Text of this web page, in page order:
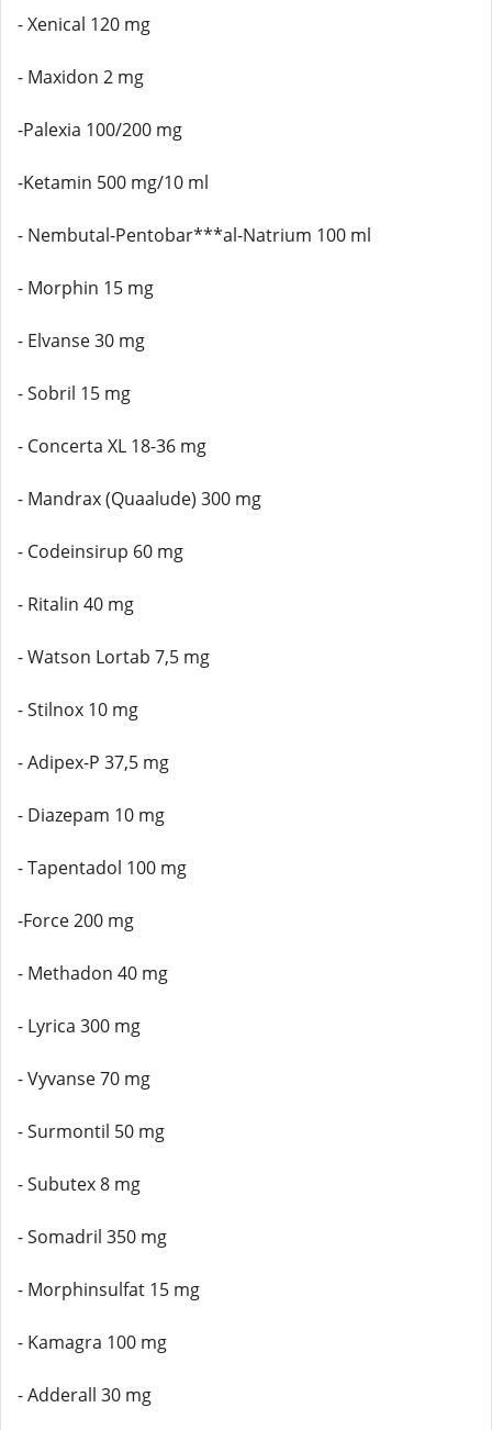
- Xenical 120 mg
- Maxidon 2 mg
-Palexia 100/200 mg
-Ketamin 500 mg/10 ml
- Nembutal-Pentobar***al-Natrium 100 ml
- Morphin 15 mg
- Elvanse 30 mg
- Sobril 15 mg
- Concerta XL 18-36 mg
- Mandrax (Quaalude) 300 mg
- Codeinsirup 60 mg
- Ritalin 40 mg
- Watson Lortab 7,5 mg
- Stilnox 10 mg
- Adipex-P 37,5 mg
- Diazepam 10 mg
- Tapentadol 100 mg
-Force 200 mg
- Methadon 40 mg
- Lyrica 300 mg
- Vyvanse 70 mg
- Surmontil 50 mg
- Subutex 8 mg
- Somadril 350 mg
- Morphinsulfat 15 mg
- Kamagra 100 mg
- Adderall 30 mg